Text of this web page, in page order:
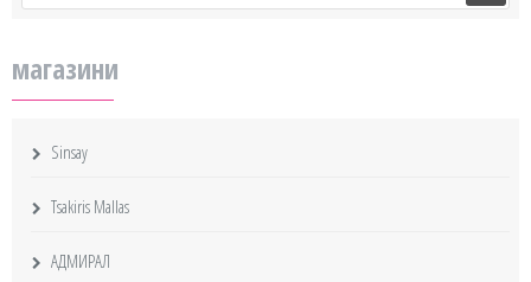
магазини
Sinsay
Tsakiris Mallas
АДМИРАЛ